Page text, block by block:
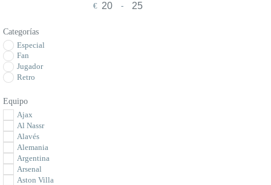
€ Minimum Price
-Maximum Price
Categorías
Especial
Fan
Jugador
Retro
Equipo
Ajax
Al Nassr
Alavés
Alemania
Argentina
Arsenal
Aston Villa